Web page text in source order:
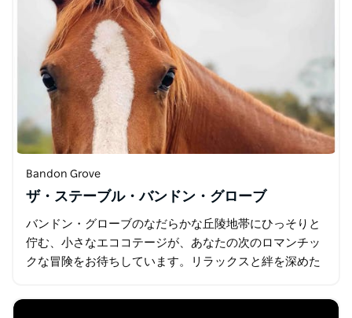
Bandon Grove
ザ・ステーブル・バンドン・グローブ
バンドン・グローブのなだらかな丘陵地帯にひっそりと
佇む、小さなエココテージが、あなたの次のロマンチッ
クな冒険をお待ちしています。リラックスと絆を深めた
むような夕日…